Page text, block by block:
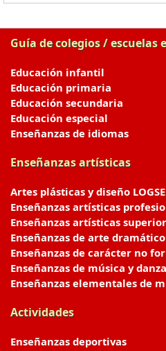
Guía de colegios / escuelas
Educación infantil
Educación primaria
Educación secundaria
Educación especial
Enseñanzas de idiomas
Enseñanzas artísticas
Artes plásticas y diseño LOGSE
Enseñanzas artísticas
Enseñanzas artísticas
Enseñanzas de arte dramático
Enseñanzas de carácter no
Enseñanzas de música y danza
Enseñanzas elementales de
Actividades
Enseñanzas deportivas